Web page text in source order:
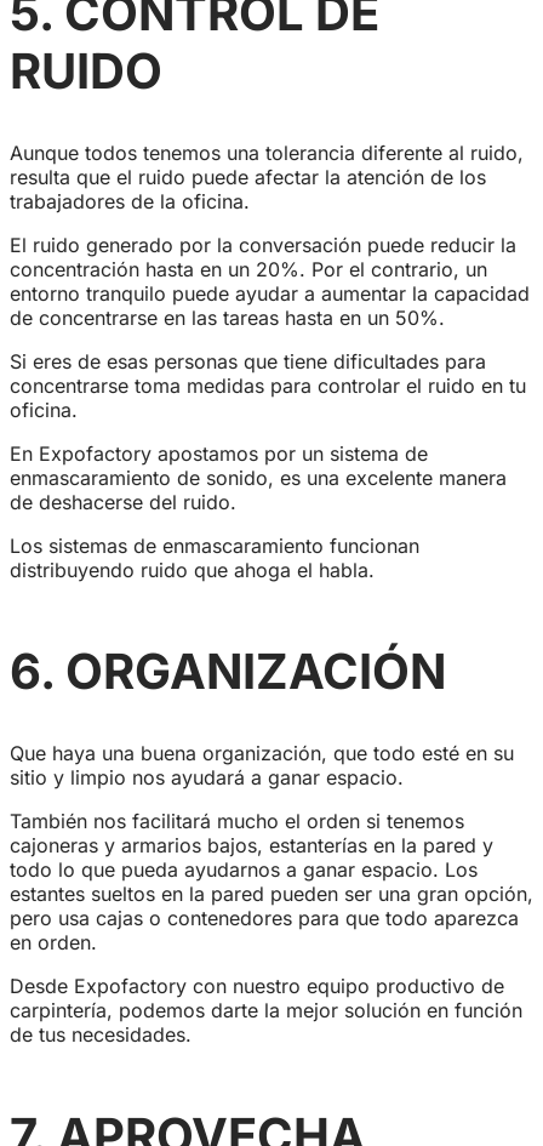
5. CONTROL DE
RUIDO
Aunque todos tenemos una tolerancia diferente al ruido,
resulta que el ruido puede afectar la atención de los
trabajadores de la oficina.
El ruido generado por la conversación puede reducir la
concentración hasta en un 20%. Por el contrario, un
entorno tranquilo puede ayudar a aumentar la capacidad
de concentrarse en las tareas hasta en un 50%.
Si eres de esas personas que tiene dificultades para
concentrarse toma medidas para controlar el ruido en tu
oficina.
En Expofactory apostamos por un sistema de
enmascaramiento de sonido, es una excelente manera
de deshacerse del ruido.
Los sistemas de enmascaramiento funcionan
distribuyendo ruido que ahoga el habla.
6. ORGANIZACIÓN
Que haya una buena organización, que todo esté en su
sitio y limpio nos ayudará a ganar espacio.
También nos facilitará mucho el orden si tenemos
cajoneras y armarios bajos, estanterías en la pared y
todo lo que pueda ayudarnos a ganar espacio. Los
estantes sueltos en la pared pueden ser una gran opción,
pero usa cajas o contenedores para que todo aparezca
en orden.
Desde Expofactory con nuestro equipo productivo de
carpintería, podemos darte la mejor solución en función
de tus necesidades.